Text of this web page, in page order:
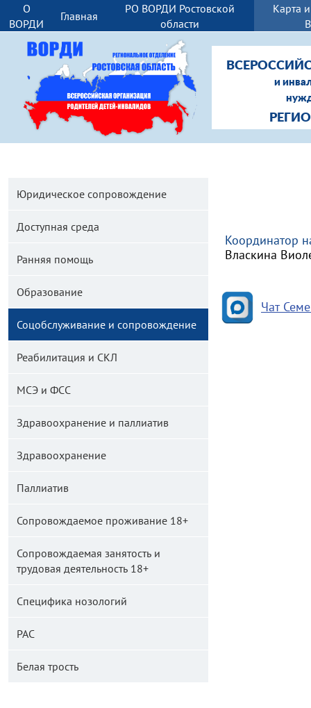
О
ВОРДИ
Главная
РО ВОРДИ Ростовской
области
Карта
и
Юридическое сопровождение
Доступная среда
Ранняя помощь
Образование
Соцобслуживание и сопровождение
Реабилитация и СКЛ
МСЭ и ФСС
Здравоохранение и паллиатив
Здравоохранение
Паллиатив
Сопровождаемое проживание 18+
Сопровождаемая занятость и
трудовая деятельность 18+
Специфика нозологий
РАС
Белая трость
Координатор
Власкина
Чат